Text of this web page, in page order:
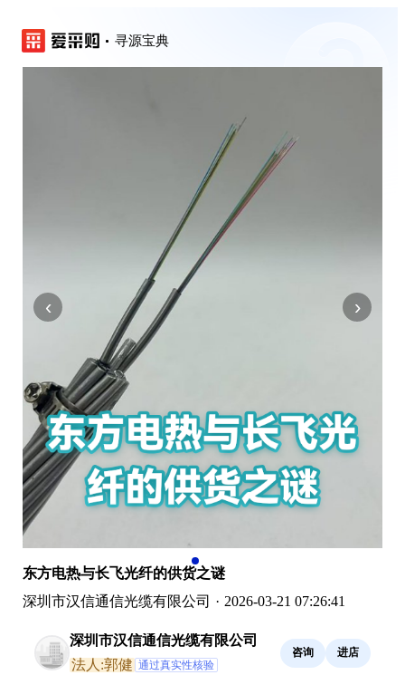
寻源宝典
‹ ›
东方电热与长飞光纤的供货之谜
深圳市汉信通信光缆有限公司 · 2026-03-21 07:26:41
深圳市汉信通信光缆有限公司
法人:郭健 通过真实性核验
咨询 进店